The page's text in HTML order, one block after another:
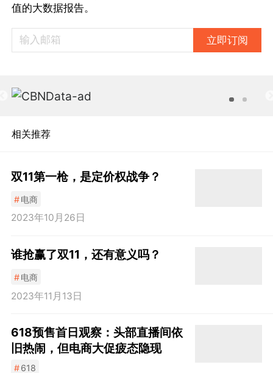
值的大数据报告。
立即订阅
相关推荐
双11第一枪，是定价权战争？
#电商
2023年10月26日
谁抢赢了双11，还有意义吗？
#电商
2023年11月13日
618预售首日观察：头部直播间依
旧热闹，但电商大促疲态隐现
#618